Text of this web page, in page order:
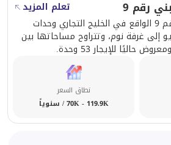
رقم 9
تعلم المزيد
يوفّر باي سكوير مبني رقم 9 الواقع في الخليج التجاري وحدات
إلى غرفة نوم، وتتراوح مساحاتها بين
نطاق السعر
70K - 119.9K / سنوياً